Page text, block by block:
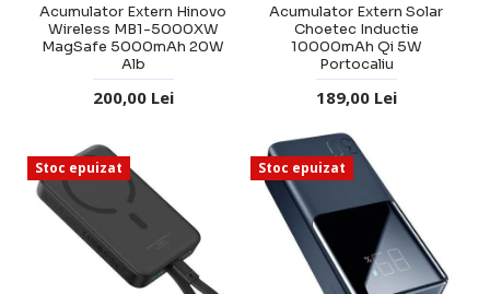
Acumulator Extern Hinovo
Wireless MB1-5000XW
MagSafe 5000mAh 20W
Alb
200,00 Lei
Acumulator Extern Solar
Choetec Inductie
10000mAh Qi 5W
Portocaliu
189,00 Lei
Stoc epuizat Stoc epuizat